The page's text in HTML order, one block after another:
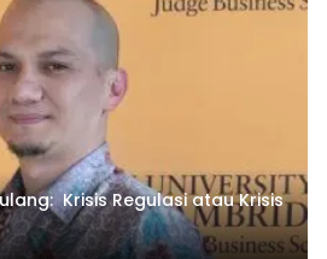
Krisis Regulasi atau Krisis